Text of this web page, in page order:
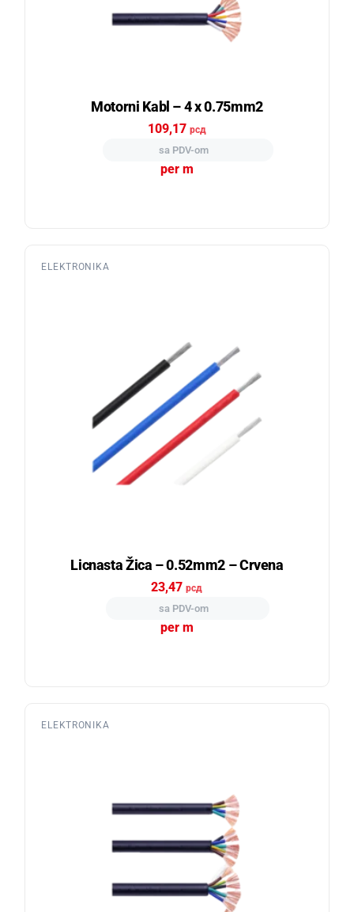
Motorni Kabl – 4 x 0.75mm2
109,17 рсд
sa PDV-om
per m
ELEKTRONIKA
Licnasta Žica – 0.52mm2 – Crvena
23,47рсд
sa PDV-om
per m
ELEKTRONIKA